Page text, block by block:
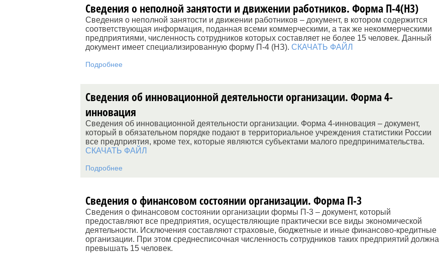
Сведения о неполной занятости и движении работников. Форма П-4(Н3)
Сведения о неполной занятости и движении работников – документ, в котором содержится
соответствующая информация, поданная всеми коммерческими, а так же некоммерческими
предприятиями, численность сотрудников которых составляет не более 15 человек. Данный
документ имеет специализированную форму П-4 (НЗ). СКАЧАТЬ ФАЙЛ
Подробнее
Сведения об инновационной деятельности организации. Форма 4-
инновация
Сведения об инновационной деятельности организации. Форма 4-инновация – документ,
который в обязательном порядке подают в территориальное учреждения статистики России
все предприятия, кроме тех, которые являются субъектами малого предпринимательства.
СКАЧАТЬ ФАЙЛ
Подробнее
Сведения о финансовом состоянии организации. Форма П-3
Сведения о финансовом состоянии организации формы П-3 – документ, который
предоставляют все предприятия, осуществляющие практически все виды экономической
деятельности. Исключения составляют страховые, бюджетные и иные финансово-кредитные
организации. При этом среднесписочная численность сотрудников таких предприятий должна
превышать 15 человек.